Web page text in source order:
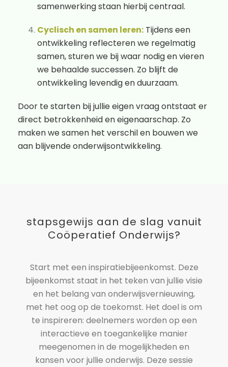
samenwerking staan hierbij centraal.
Cyclisch en samen leren:Tijdens een
ontwikkeling reflecteren we regelmatig
samen, sturen we bij waar nodig en vieren
we behaalde successen. Zo blijft de
ontwikkeling levendig en duurzaam.
Door te starten bij jullie eigen vraag ontstaat er
direct betrokkenheid en eigenaarschap. Zo
maken we samen het verschil en bouwen we
aan blijvende onderwijsontwikkeling.
stapsgewijs aan de slag vanuit
Coöperatief Onderwijs?
Start met een inspiratiebijeenkomst. Deze
bijeenkomst staat in het teken van jullie visie
en het belang van onderwijsvernieuwing,
met het oog op de toekomst. Het doel is om
te inspireren: deelnemers worden op een
interactieve en toegankelijke manier
meegenomen in de mogelijkheden en
kansen voor jullie onderwijs. Deze sessie